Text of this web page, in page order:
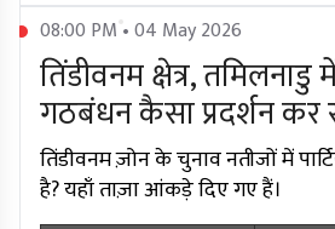
08:00 PM • 04 May 2026
तिंडीवनम क्षेत्र, तमिलनाडु
गठबंधन कैसा प्रदर्शन कर
तिंडीवनम ज़ोन के चुनाव नतीजों में
है? यहाँ ताज़ा आंकड़े दिए गए हैं।